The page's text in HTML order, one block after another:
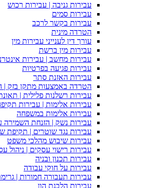
עבירות גניבה | עבירות רכוש
עבירות סמים
עבירות בקשר לרכב
הטרדה מינית
עורך דין לענייני עבירות מין
עבירות מין ברשת
עבירות מחשב | עבירות
עבירות פגיעה בפרטיות
עבירות האזנת סתר
הטרדה באמצעות מתקן בזק |
עבירות רשלנות פלילית |
עבירות אלימות | עבירות
עבירות אלימות במשפחה
עבירות נשק | הזנחת השמירה
עבירות נגד שוטרים | תקיפת
עבירות שיבוש מהלכי משפט
עבירות רישוי עסקים | ניהול
עבירות תכנון ובניה
עבירות על חוקי עבודה
עבירות תעבורה חמורות |
עבירות הלבנת הון